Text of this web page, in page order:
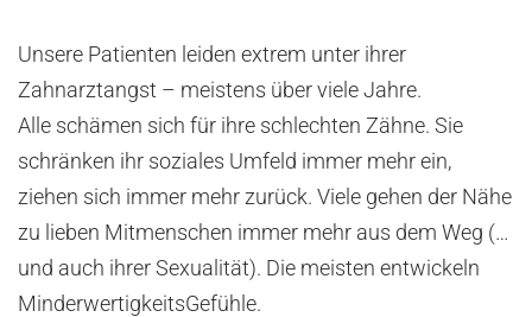
Unsere Patienten leiden extrem unter ihrer
Zahnarztangst – meistens über viele Jahre.
Alle schämen sich für ihre schlechten Zähne. Sie
schränken ihr soziales Umfeld immer mehr ein,
ziehen sich immer mehr zurück. Viele gehen der Nähe
zu lieben Mitmenschen immer mehr aus dem Weg (…
und auch ihrer Sexualität). Die meisten entwickeln
MinderwertigkeitsGefühle.